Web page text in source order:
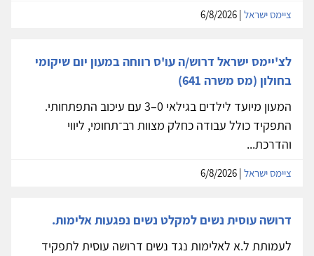
ציימס ישראל
לצ'יימס ישראל דרוש/ה עו'ס רווחה במעון יום שיקומי
בחולון (מס משרה 641)
המעון מיועד לילדים בגילאי 0–3 עם עיכוב התפתחותי.
התפקיד כולל עבודה כחלק מצוות רב־תחומי, ליווי
והדרכת...
ציימס ישראל
דרושה עוסית נשים למקלט נשים נפגעות אלימות.
לעמותת ל.א לאלימות נגד נשים דרושה עוסית לתפקיד